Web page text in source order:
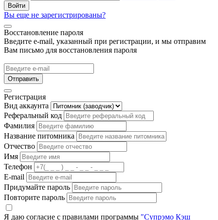
Войти
Вы еще не зарегистрированы?
Восстановление пароля
Введите e-mail, указанный при регистрации, и мы отправим
Вам письмо для восстановления пароля
Отправить
Регистрация
Вид аккаунта
Реферальный код
Фамилия
Название питомника
Отчество
Имя
Телефон
E-mail
Придумайте пароль
Повторите пароль
Я даю согласие с правилами программы "Супрэмо Кэш